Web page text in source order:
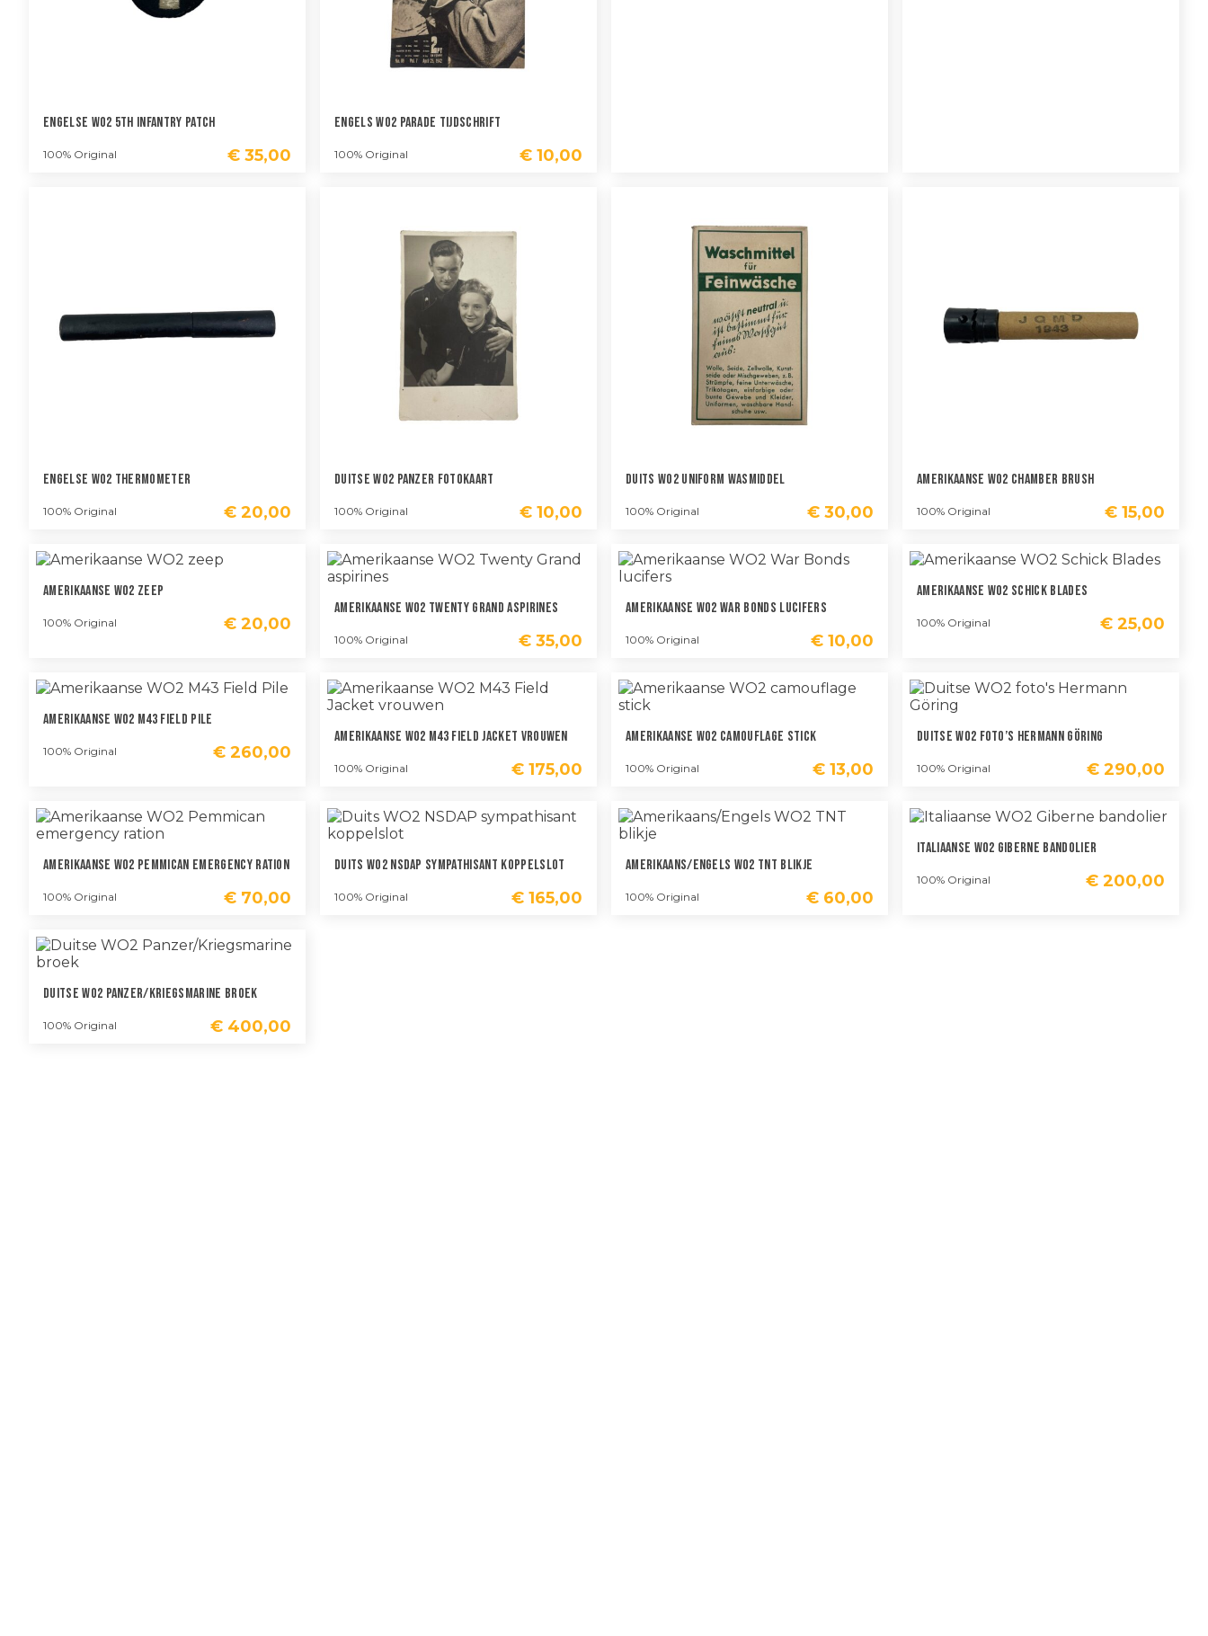
Engelse WO2 5th Infantry Patch
100% Original € 35,00
Engels WO2 Parade Tijdschrift
100% Original € 10,00
Engelse WO2 Thermometer
100% Original € 20,00
Duitse WO2 Panzer Fotokaart
100% Original € 10,00
Duits WO2 Uniform Wasmiddel
100% Original € 30,00
Amerikaanse WO2 Chamber Brush
100% Original € 15,00
Amerikaanse WO2 Zeep
100% Original € 20,00
Amerikaanse WO2 Twenty Grand Aspirines
100% Original € 35,00
Amerikaanse WO2 War Bonds Lucifers
100% Original € 10,00
Amerikaanse WO2 Schick Blades
100% Original € 25,00
Amerikaanse WO2 M43 Field Pile
100% Original € 260,00
Amerikaanse WO2 M43 Field Jacket Vrouwen
100% Original € 175,00
Amerikaanse WO2 Camouflage Stick
100% Original € 13,00
Duitse WO2 Foto’s Hermann Göring
100% Original € 290,00
Amerikaanse WO2 Pemmican Emergency Ration
100% Original € 70,00
Duits WO2 NSDAP Sympathisant Koppelslot
100% Original € 165,00
Amerikaans/Engels WO2 TNT Blikje
100% Original € 60,00
Italiaanse WO2 Giberne Bandolier
100% Original € 200,00
Duitse WO2 Panzer/Kriegsmarine Broek
100% Original € 400,00